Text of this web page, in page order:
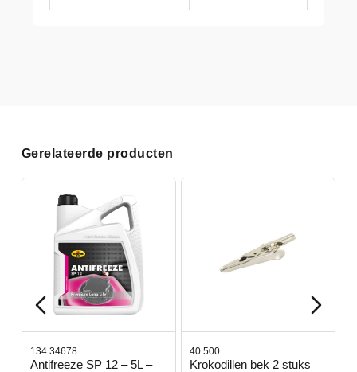
Gerelateerde producten
134.34678
Antifreeze SP 12 – 5L –
40.500
Krokodillen bek 2 stuks